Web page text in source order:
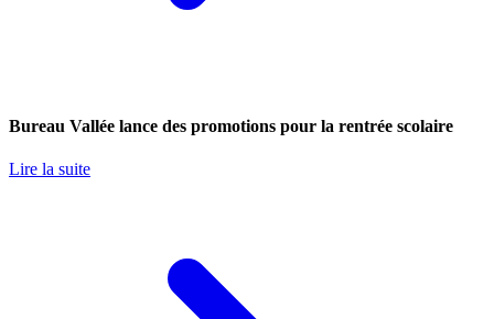
Bureau Vallée lance des promotions pour la rentrée scolaire
Lire la suite